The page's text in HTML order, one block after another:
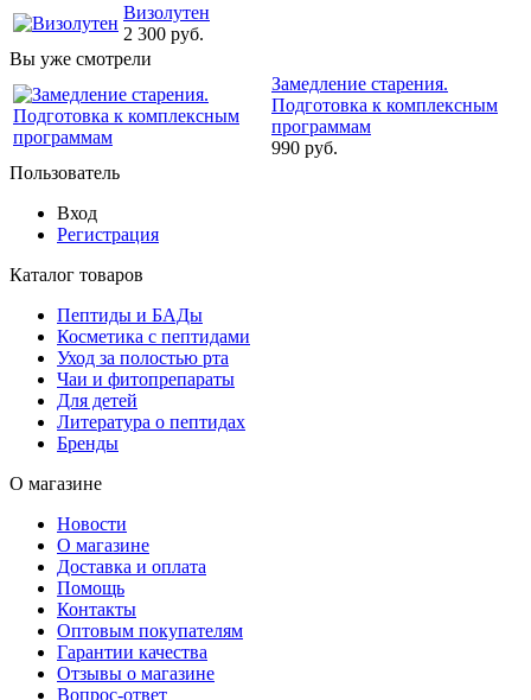
Визолутен
2 300 руб.
Вы уже смотрели
Замедление старения.
Подготовка к комплексным
программам
990 руб.
Пользователь
Вход
Регистрация
Каталог товаров
Пептиды и БАДы
Косметика с пептидами
Уход за полостью рта
Чаи и фитопрепараты
Для детей
Литература о пептидах
Бренды
О магазине
Новости
О магазине
Доставка и оплата
Помощь
Контакты
Оптовым покупателям
Гарантии качества
Отзывы о магазине
Вопрос-ответ